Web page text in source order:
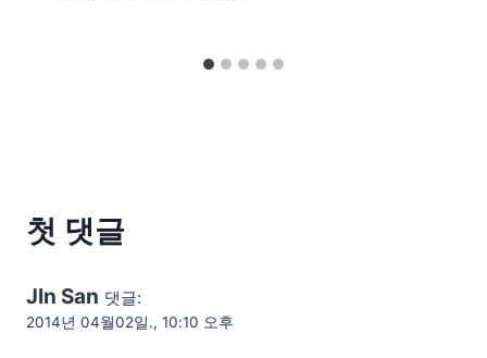
첫 댓글
JIn San 댓글:
2014년 04월02일., 10:10 오후